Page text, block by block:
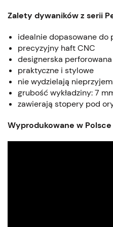
Zalety dywaników z serii
idealnie dopasowane do
precyzyjny haft CNC
designerska
praktyczne i stylowe
nie wydzielają
grubość wykładziny: 7
zawierają stopery pod
Wyprodukowane w Polsce